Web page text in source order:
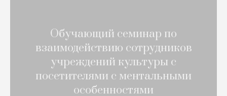
Обучающий семинар по
взаимодействию сотрудников
учреждений культуры с
посетителями с ментальными
особенностями